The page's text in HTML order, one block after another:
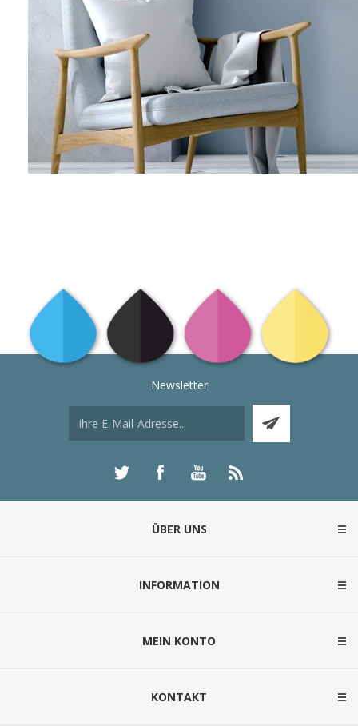
Newsletter
ÜBER UNS
INFORMATION
MEIN KONTO
KONTAKT